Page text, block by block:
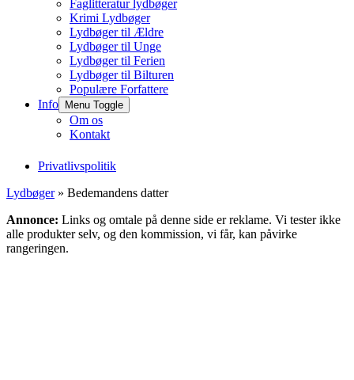
Faglitteratur lydbøger
Krimi Lydbøger
Lydbøger til Ældre
Lydbøger til Unge
Lydbøger til Ferien
Lydbøger til Bilturen
Populære Forfattere
Info
Menu Toggle
Om os
Kontakt
Privatlivspolitik
Lydbøger» Bedemandens datter
Annonce: Links og omtale på denne side er reklame. Vi tester ikke
alle produkter selv, og den kommission, vi får, kan påvirke
rangeringen.